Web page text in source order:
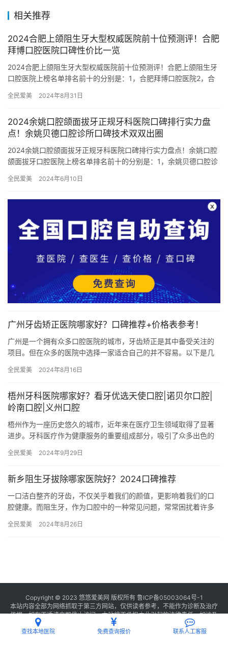
相关推荐
2024合肥上颌阻生牙大型权威医院前十位预测评！合肥
拜博口腔医院口碑性价比一览
2024合肥上颌阻生牙大型权威医院前十位预测评！合肥上颌阻生牙
口腔医院上榜名单排名前十的分别是：1，合肥拜博口腔医院2，合
全民爱美 2024年8月31日
2024余姚口腔颌面拔牙正规牙科医院口碑排行实力盘
点！余姚贝德口腔诊所口碑技术双双出圈
2024余姚口腔颌面拔牙正规牙科医院口碑排行实力盘点！余姚口腔
颌面拔牙口腔医院上榜名单排名前十的分别是：1，余姚贝德口腔诊
全民爱美 2024年6月10日
广州牙齿矫正医院哪家好？口碑推荐+价格表参考！
广州是一个拥有众多口腔医院的城市，牙齿矫正是其中备受关注的
项目。但在众多的医院中选择一家适合自己的并不容易。以下是几
需要进…
全民爱美 2024年8月16日
梧州牙科医院哪家好？看牙优选天使口腔|诺贝尔口腔|
岭南口腔|义州口腔
梧州作为一座历史悠久的城市，近年来在医疗卫生领域取得了显著
进步。牙科医疗作为健康服务的重要组成部分，吸引了众多出色的
医院更…
全民爱美 2024年9月29日
新乡阻生牙拔除哪家医院好？2024口碑推荐
一口洁白整齐的牙齿，不仅关乎着我们的颜值，更影响着我们的口
腔健康。而阻生牙，作为口腔中的一种常见问题，常常困扰着许多
除显得…
全民爱美 2024年8月26日
Copyright © 2023 悠悠爱美网 版权所有 鲁ICP备05003064号-1
本站内容全部为网络抓取于第三方网站，仅供读者参考，不能作为诊断及治疗
依据，如有不适请立即停止访问，本站将不承担由此引起的法律责任。如涉及
联系我们
查找本地医院 免费查询报价 联系人工客服